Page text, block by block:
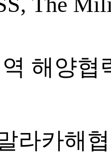
해양협
라카해